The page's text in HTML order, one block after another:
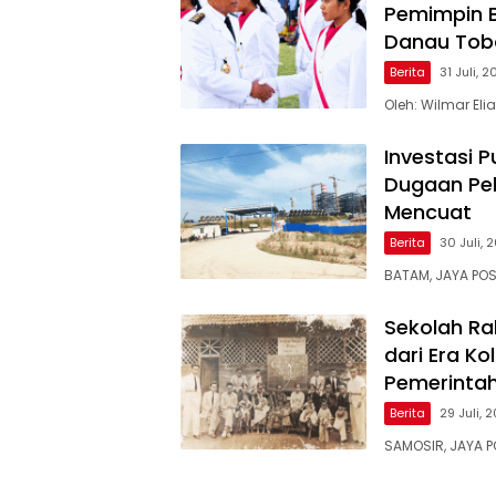
Pemimpin
Danau
Berita 31 Juli,
Oleh: Wilmar
Investasi
Dugaan
Mencuat
Berita 30 Juli,
BATAM, JAYA
Sekolah
dari Era
Berita 29 Juli,
SAMOSIR,